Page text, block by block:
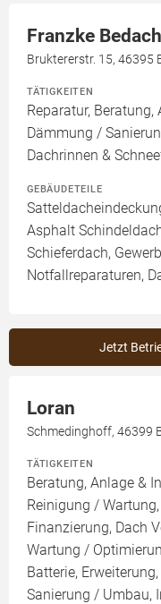
Franzke
Bruktererstr. 15, 46395
TÄTIGKEITEN
Reparatur,
Dämmung /
Dachrinnen &
GEBÄUDETEILE
Asphalt
Schieferdach,
Notfallreparaturen,
Jetzt
Loran
Schmedinghoff, 46399
TÄTIGKEITEN
Beratung, Anlage &
Reinigung /
Finanzierung, Dach
Wartung /
Batterie,
Sanierung / Umbau,